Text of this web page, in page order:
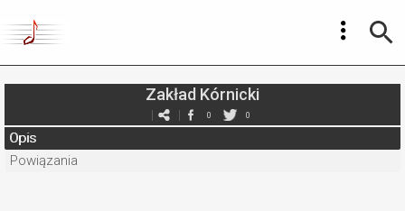
Zakład Kórnicki
0 0
Opis
Powiązania